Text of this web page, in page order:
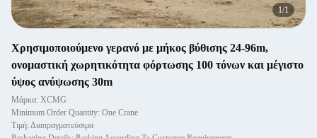
1/1
Χρησιμοποιούμενο γερανό με μήκος βύθισης 24-96m,
ονομαστική χωρητικότητα φόρτωσης 100 τόνων και μέγιστο
ύψος ανύψωσης 30m
Μάρκα: XCMG
Minimum Order Quantity: One Crane
Τιμή: Διαπραγματεύσιμα